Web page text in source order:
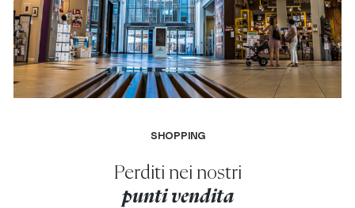
SHOPPING
Perditi nei nostri
punti vendita